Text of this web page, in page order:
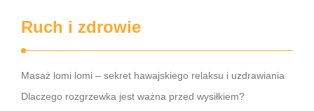
Ruch i zdrowie
Masaż lomi lomi – sekret hawajskiego relaksu i uzdrawiania
Dlaczego rozgrzewka jest ważna przed wysiłkiem?